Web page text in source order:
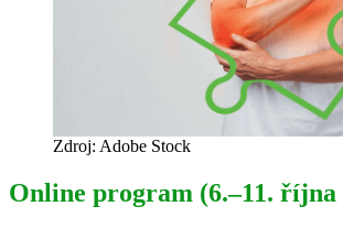
Zdroj: Adobe Stock
Online program (6.–11. října